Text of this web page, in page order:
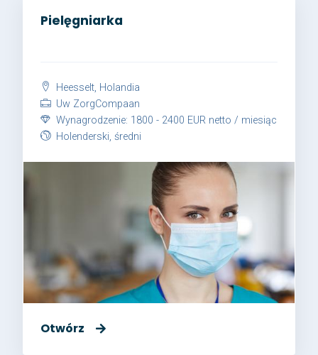
Pielęgniarka
Heesselt, Holandia
Uw ZorgCompaan
Wynagrodzenie: 1800 - 2400 EUR netto / miesiąc
Holenderski, średni
Otwórz